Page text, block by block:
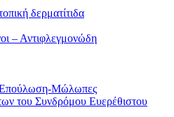
δερματίτιδα
– Αντιφλεγμονώδη
Μώλωπες
του Συνδρόμου Ευερέθιστου